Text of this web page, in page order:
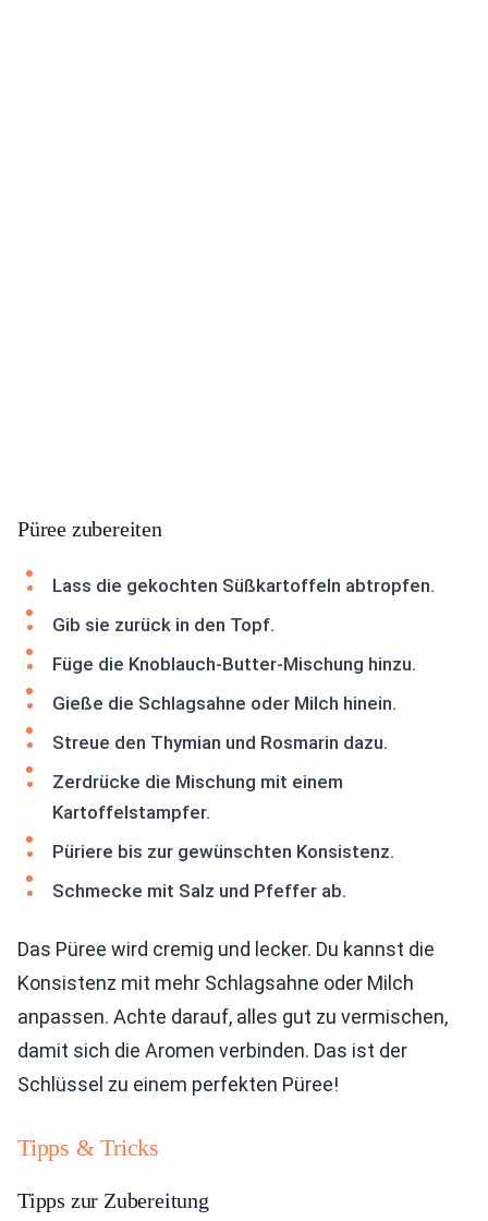
Püree zubereiten
Lass die gekochten Süßkartoffeln abtropfen.
Gib sie zurück in den Topf.
Füge die Knoblauch-Butter-Mischung hinzu.
Gieße die Schlagsahne oder Milch hinein.
Streue den Thymian und Rosmarin dazu.
Zerdrücke die Mischung mit einem
Kartoffelstampfer.
Püriere bis zur gewünschten Konsistenz.
Schmecke mit Salz und Pfeffer ab.
Das Püree wird cremig und lecker. Du kannst die
Konsistenz mit mehr Schlagsahne oder Milch
anpassen. Achte darauf, alles gut zu vermischen,
damit sich die Aromen verbinden. Das ist der
Schlüssel zu einem perfekten Püree!
Tipps & Tricks
Tipps zur Zubereitung